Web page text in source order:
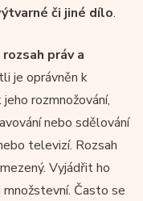
či jiné dílo.
rozsah práv a
je oprávněn k
rozmnožování,
nebo sdělování
televizí. Rozsah
Vyjádřit ho
množstevní. Často se